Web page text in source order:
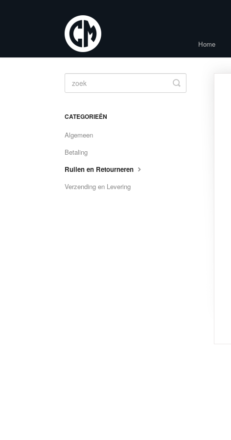
Home
Toggle
Search
CATEGORIEËN
Algemeen
Betaling
Ruilen en Retourneren
Verzending en Levering